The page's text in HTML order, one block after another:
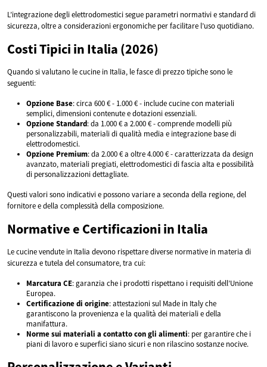
L’integrazione degli elettrodomestici segue parametri normativi e standard di
sicurezza, oltre a considerazioni ergonomiche per facilitare l’uso quotidiano.
Costi Tipici in Italia (2026)
Quando si valutano le cucine in Italia, le fasce di prezzo tipiche sono le
seguenti:
Opzione Base: circa 600 € - 1.000 € - include cucine con materiali
semplici, dimensioni contenute e dotazioni essenziali.
Opzione Standard: da 1.000 € a 2.000 € - comprende modelli più
personalizzabili, materiali di qualità media e integrazione base di
elettrodomestici.
Opzione Premium: da 2.000 € a oltre 4.000 € - caratterizzata da design
avanzato, materiali pregiati, elettrodomestici di fascia alta e possibilità
di personalizzazioni dettagliate.
Questi valori sono indicativi e possono variare a seconda della regione, del
fornitore e della complessità della composizione.
Normative e Certificazioni in Italia
Le cucine vendute in Italia devono rispettare diverse normative in materia di
sicurezza e tutela del consumatore, tra cui:
Marcatura CE: garanzia che i prodotti rispettano i requisiti dell’Unione
Europea.
Certificazione di origine: attestazioni sul Made in Italy che
garantiscono la provenienza e la qualità dei materiali e della
manifattura.
Norme sui materiali a contatto con gli alimenti: per garantire che i
piani di lavoro e superfici siano sicuri e non rilascino sostanze nocive.